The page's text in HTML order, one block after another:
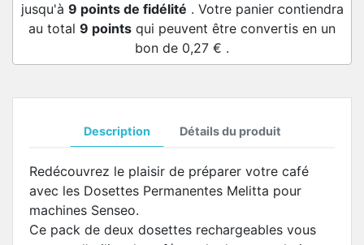
jusqu'à 9 points de fidélité . Votre panier contiendra
au total 9 points qui peuvent être convertis en un
bon de 0,27 € .
Description Détails du produit
Redécouvrez le plaisir de préparer votre café
avec les Dosettes Permanentes Melitta pour
machines Senseo.
Ce pack de deux dosettes rechargeables vous